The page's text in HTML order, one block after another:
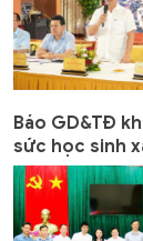
Báo GD&TĐ
sức học sinh